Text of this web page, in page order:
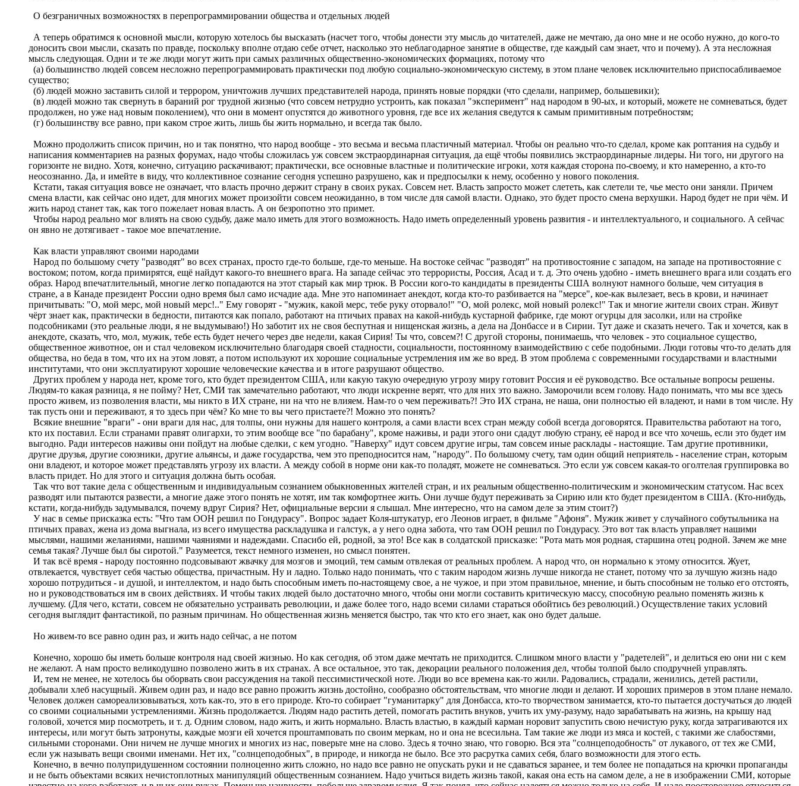
О безграничных возможностях в перепрограммировании общества и отдельных людей
А теперь обратимся к основной мысли, которую хотелось бы высказать (насчет того, чтобы донести эту мысль до читателей, даже не мечтаю, да оно мне и не особо нужно, до кого-то
доносить свои мысли, сказать по правде, поскольку вполне отдаю себе отчет, насколько это неблагодарное занятие в обществе, где каждый сам знает, что и почему). А эта несложная
мысль следующая. Одни и те же люди могут жить при самых различных общественно-экономических формациях, потому что
(а) большинство людей совсем несложно перепрограммировать практически под любую социально-экономическую систему, в этом плане человек исключительно приспосабливаемое
существо;
(б) людей можно заставить силой и террором, уничтожив лучших представителей народа, принять новые порядки (что сделали, например, большевики);
(в) людей можно так свернуть в бараний рог трудной жизнью (что совсем нетрудно устроить, как показал "эксперимент" над народом в 90-ых, и который, можете не сомневаться, будет
продолжен, но уже над новым поколением), что они в момент опустятся до животного уровня, где все их желания сведутся к самым примитивным потребностям;
(г) большинству все равно, при каком строе жить, лишь бы жить нормально, и всегда так было.
Можно продолжить список причин, но и так понятно, что народ вообще - это весьма и весьма пластичный материал. Чтобы он реально что-то сделал, кроме как роптания на судьбу и
написания комментариев на разных форумах, надо чтобы сложилась уж совсем экстраординарная ситуация, да ещё чтобы появились экстраординарные лидеры. Ни того, ни другого на
горизонте не видно. Хотя, конечно, ситуацию раскачивают; практически, все основные властные и политические игроки, хотя каждая сторона по-своему, и кто намеренно, а кто-то
неосознанно. Да, и имейте в виду, что коллективное сознание сегодня успешно разрушено, как и предпосылки к нему, особенно у нового поколения.
Кстати, такая ситуация вовсе не означает, что власть прочно держит страну в своих руках. Совсем нет. Власть запросто может слететь, как слетели те, чье место они заняли. Причем
смена власти, как сейчас оно идет, для многих может произойти совсем неожиданно, в том числе для самой власти. Однако, это будет просто смена верхушки. Народ будет не при чём. И
жить народ станет так, как того пожелает новая власть. А он безропотно это примет.
Чтобы народ реально мог влиять на свою судьбу, даже мало иметь для этого возможность. Надо иметь определенный уровень развития - и интеллектуального, и социального. А сейчас
он явно не дотягивает - такое мое впечатление.
Как власти управляют своими народами
Народ по большому счету "разводят" во всех странах, просто где-то больше, где-то меньше. На востоке сейчас "разводят" на противостояние с западом, на западе на противостояние с
востоком; потом, когда примирятся, ещё найдут какого-то внешнего врага. На западе сейчас это террористы, Россия, Асад и т. д. Это очень удобно - иметь внешнего врага или создать его
образ. Народ впечатлительный, многие легко попадаются на этот старый как мир трюк. В России кого-то кандидаты в президенты США волнуют намного больше, чем ситуация в
стране, а в Канаде президент России одно время был само исчадие ада. Мне это напоминает анекдот, когда кто-то разбивается на "мерсе", кое-как вылезает, весь в крови, и начинает
причитывать: "О, мой мерс, мой новый мерс!.." Ему говорят - "мужик, какой мерс, тебе руку оторвало!" "О, мой ролекс, мой новый ролекс!" Так и многие жители своих стран. Живут
чёрт знает как, практически в бедности, питаются как попало, работают на птичьих правах на какой-нибудь кустарной фабрике, где моют огурцы для засолки, или на стройке
подсобниками (это реальные люди, я не выдумываю!) Но заботит их не своя беспутная и нищенская жизнь, а дела на Донбассе и в Сирии. Тут даже и сказать нечего. Так и хочется, как в
анекдоте, сказать, что, мол, мужик, тебе есть будет нечего через две недели, какая Сирия! Ты что, совсем?! С другой стороны, понимаешь, что человек - это социальное существо,
общественное животное, он и стал человеком исключительно благодаря своей стадности, социальности, постоянному взаимодействию с себе подобными. Люди готовы что-то делать для
общества, но беда в том, что их на этом ловят, а потом используют их хорошие социальные устремления им же во вред. В этом проблема с современными государствами и властными
институтами, что они эксплуатируют хорошие человеческие качества и в итоге разрушают общество.
Других проблем у народа нет, кроме того, кто будет президентом США, или какую такую очередную угрозу миру готовит Россия и её руководство. Все остальные вопросы решены.
Людям-то какая разница, я не пойму? Нет, СМИ так замечательно работают, что люди искренне верят, что для них это важно. Заморочили всем голову. Надо понимать, что мы все здесь
просто живем, из позволения власти, мы никто в ИХ стране, ни на что не влияем. Нам-то о чем переживать?! Это ИХ страна, не наша, они полностью ей владеют, и нами в том числе. Ну
так пусть они и переживают, я то здесь при чём? Ко мне то вы чего пристаете?! Можно это понять?
Всякие внешние "враги" - они враги для нас, для толпы, они нужны для нашего контроля, а сами власти всех стран между собой всегда договорятся. Правительства работают на того,
кто их поставил. Если странами правят олигархи, то этим вообще все "по барабану", кроме наживы, и ради этого они сдадут любую страну, её народ и все что хочешь, если это будет им
выгодно. Ради интересов наживы они пойдут на любые сделки, с кем угодно. "Наверху" идут совсем другие игры, там совсем иные расклады - настоящие. Там другие противники,
другие друзья, другие союзники, другие альянсы, и даже государства, чем это преподносится нам, "народу". По большому счету, там один общий неприятель - население стран, которым
они владеют, и которое может представлять угрозу их власти. А между собой в норме они как-то поладят, можете не сомневаться. Это если уж совсем какая-то оголтелая группировка во
власть придет. Но для этого и ситуация должна быть особая.
Так что вот такие дела с общественным и индивидуальным сознанием обыкновенных жителей стран, и их реальным общественно-политическим и экономическим статусом. Нас всех
разводят или пытаются развести, а многие даже этого понять не хотят, им так комфортнее жить. Они лучше будут переживать за Сирию или кто будет президентом в США. (Кто-нибудь,
кстати, когда-нибудь задумывался, почему вдруг Сирия? Нет, официальные версии я слышал. Мне интересно, что на самом деле за этим стоит?)
У нас в семье присказка есть: "Что там ООН решил по Гондурасу". Вопрос задает Коля-штукатур, его Леонов играет, в фильме "Афоня". Мужик живет у случайного собутыльника на
птичьих правах, жена из дома выгнала, из всего имущества раскладушка и галстук, а у него одна забота, что там ООН решил по Гондурасу. Это вот так власть управляет нашими
мыслями, нашими желаниями, нашими чаяниями и надеждами. Спасибо ей, родной, за это! Все как в солдатской присказке: "Рота мать моя родная, старшина отец родной. Зачем же мне
семья такая? Лучше был бы сиротой." Разумеется, текст немного изменен, но смысл понятен.
И так всё время - народу постоянно подсовывают жвачку для мозгов и эмоций, тем самым отвлекая от реальных проблем. А народ что, он нормально к этому относится. Жует,
отвлекается, чувствует себя частью общества, причастным. Ну и ладно. Только надо понимать, что с таким народом жизнь лучше никогда не станет, потому что за лучшую жизнь надо
хорошо потрудиться - и душой, и интеллектом, и надо быть способным иметь по-настоящему свое, а не чужое, и при этом правильное, мнение, и быть способным не только его отстоять,
но и руководствоваться им в своих действиях. И чтобы таких людей было достаточно много, чтобы они могли составить критическую массу, способную реально поменять жизнь к
лучшему. (Для чего, кстати, совсем не обязательно устраивать революции, и даже более того, надо всеми силами стараться обойтись без революций.) Осуществление таких условий
сегодня выглядит фантастикой, по разным причинам. Но общественная жизнь меняется быстро, так что кто его знает, как оно будет дальше.
Но живем-то все равно один раз, и жить надо сейчас, а не потом
Конечно, хорошо бы иметь больше контроля над своей жизнью. Но как сегодня, об этом даже мечтать не приходится. Слишком много власти у "радетелей", и делиться ею они ни с кем
не желают. А нам просто великодушно позволено жить в их странах. А все остальное, это так, декорации реального положения дел, чтобы толпой было сподручней управлять.
И, тем не менее, не хотелось бы оборвать свои рассуждения на такой пессимистической ноте. Люди во все времена как-то жили. Радовались, страдали, женились, детей растили,
добывали хлеб насущный. Живем один раз, и надо все равно прожить жизнь достойно, сообразно обстоятельствам, что многие люди и делают. И хороших примеров в этом плане немало.
Человек должен самореализовываться, хоть как-то, это в его природе. Кто-то собирает "гуманитарку" для Донбасса, кто-то творчеством занимается, кто-то пытается достучаться до людей
со своими социальными устремлениями. Жизнь продолжается. Людям надо растить детей, помогать растить внуков, учить их уму-разуму, надо зарабатывать на жизнь, на крышу над
головой, хочется мир посмотреть, и т. д. Одним словом, надо жить, и жить нормально. Власть властью, в каждый карман норовит запустить свою нечистую руку, когда затрагиваются их
интересы, или могут быть затронуты, каждые мозги ей хочется проштамповать по своим меркам, но и она не всесильна. Там такие же люди из мяса и костей, с такими же слабостями,
сильными сторонами. Они ничем не лучше многих и многих из нас, поверьте мне на слово. Здесь я точно знаю, что говорю. Вся эта "солнцеподобность" от лукавого, от тех же СМИ,
если уж называть вещи своими именами. Нет их, "солнцеподобных", в природе, и никогда не было. Все это расрутка самих себя, благо возможности для этого есть.
Конечно, в вечно полупридушенном состоянии полноценно жить сложно, но надо все равно не опускать руки и не сдаваться заранее, и тем более не попадаться на крючки пропаганды
и не быть объектами всяких нечистоплотных манипуляций общественным сознанием. Надо учиться видеть жизнь такой, какая она есть на самом деле, а не в изображении СМИ, которые